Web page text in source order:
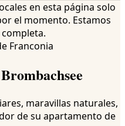
en esta página solo
el momento. Estamos
Franconia
maravillas naturales,
de su apartamento de